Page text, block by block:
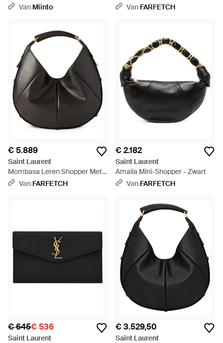
Van Miinto
Van FARFETCH
€ 5.889
Saint Laurent
Mombasa Leren Shopper Met
Plooien - Zwart
Van FARFETCH
€ 2.182
Saint Laurent
Amalia Mini-Shopper - Zwart
Van FARFETCH
€ 645€ 536
Saint Laurent
€ 3.529,50
Saint Laurent